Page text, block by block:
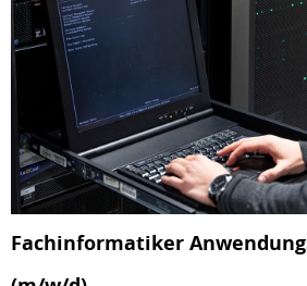
Fachinformatiker